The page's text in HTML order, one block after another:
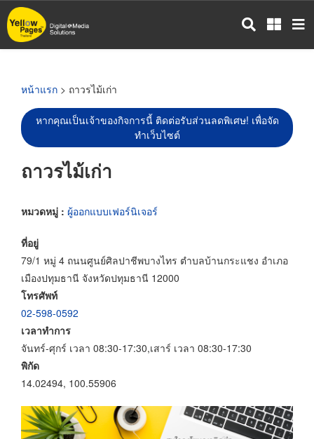
ข้าม
ไป
หน้าแรก > ถาวรไม้เก่า
หากคุณเป็นเจ้าของกิจการนี้ ติดต่อรับส่วนลดพิเศษ! เพื่อจัด
ทำเว็บไซต์
ถาวรไม้เก่า
หมวดหมู่ : ผู้ออกแบบเฟอร์นิเจอร์
ที่อยู่
79/1 หมู่ 4 ถนนศูนย์ศิลปาชีพบางไทร ตำบลบ้านกระแชง อำเภอ
เมืองปทุมธานี จังหวัดปทุมธานี 12000
โทรศัพท์
02-598-0592
เวลาทำการ
จันทร์-ศุกร์ เวลา 08:30-17:30,เสาร์ เวลา 08:30-17:30
พิกัด
14.02494, 100.55906